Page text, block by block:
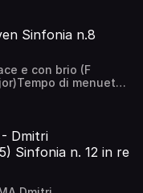
Sinfonia n.8
e con brio (F
di menuetto
Eastern Divan
Dmitri
Sinfonia n. 12 in re